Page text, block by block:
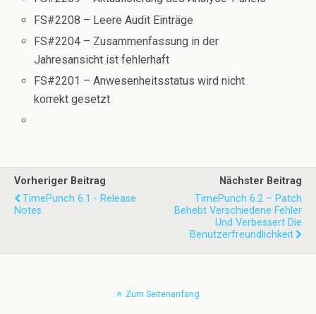
FS#2208 – Leere Audit Einträge
FS#2204 – Zusammenfassung in der
Jahresansicht ist fehlerhaft
FS#2201 – Anwesenheitsstatus wird nicht
korrekt gesetzt
Vorheriger Beitrag
TimePunch 6.1 - Release
Notes
Nächster Beitrag
TimePunch 6.2 – Patch
Behebt Verschiedene Fehler
Und Verbessert Die
Benutzerfreundlichkeit
Zum Seitenanfang